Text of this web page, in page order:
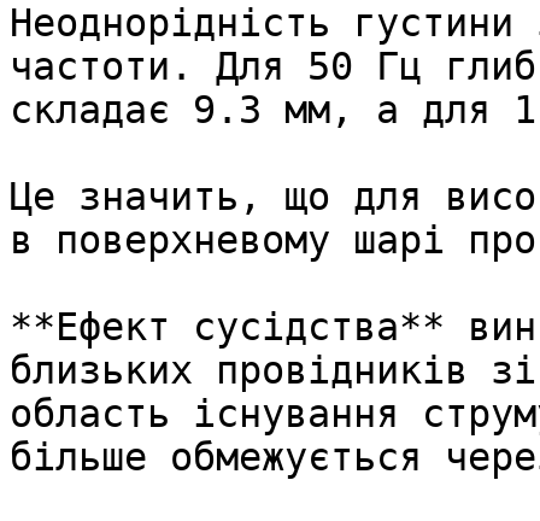
Неоднорідність
частоти. Для 50 Гц
складає 9.3 мм, а для
Це значить, що для
в поверхневому шарі
**Ефект сусідства**
близьких провідників
область існування
більше обмежується